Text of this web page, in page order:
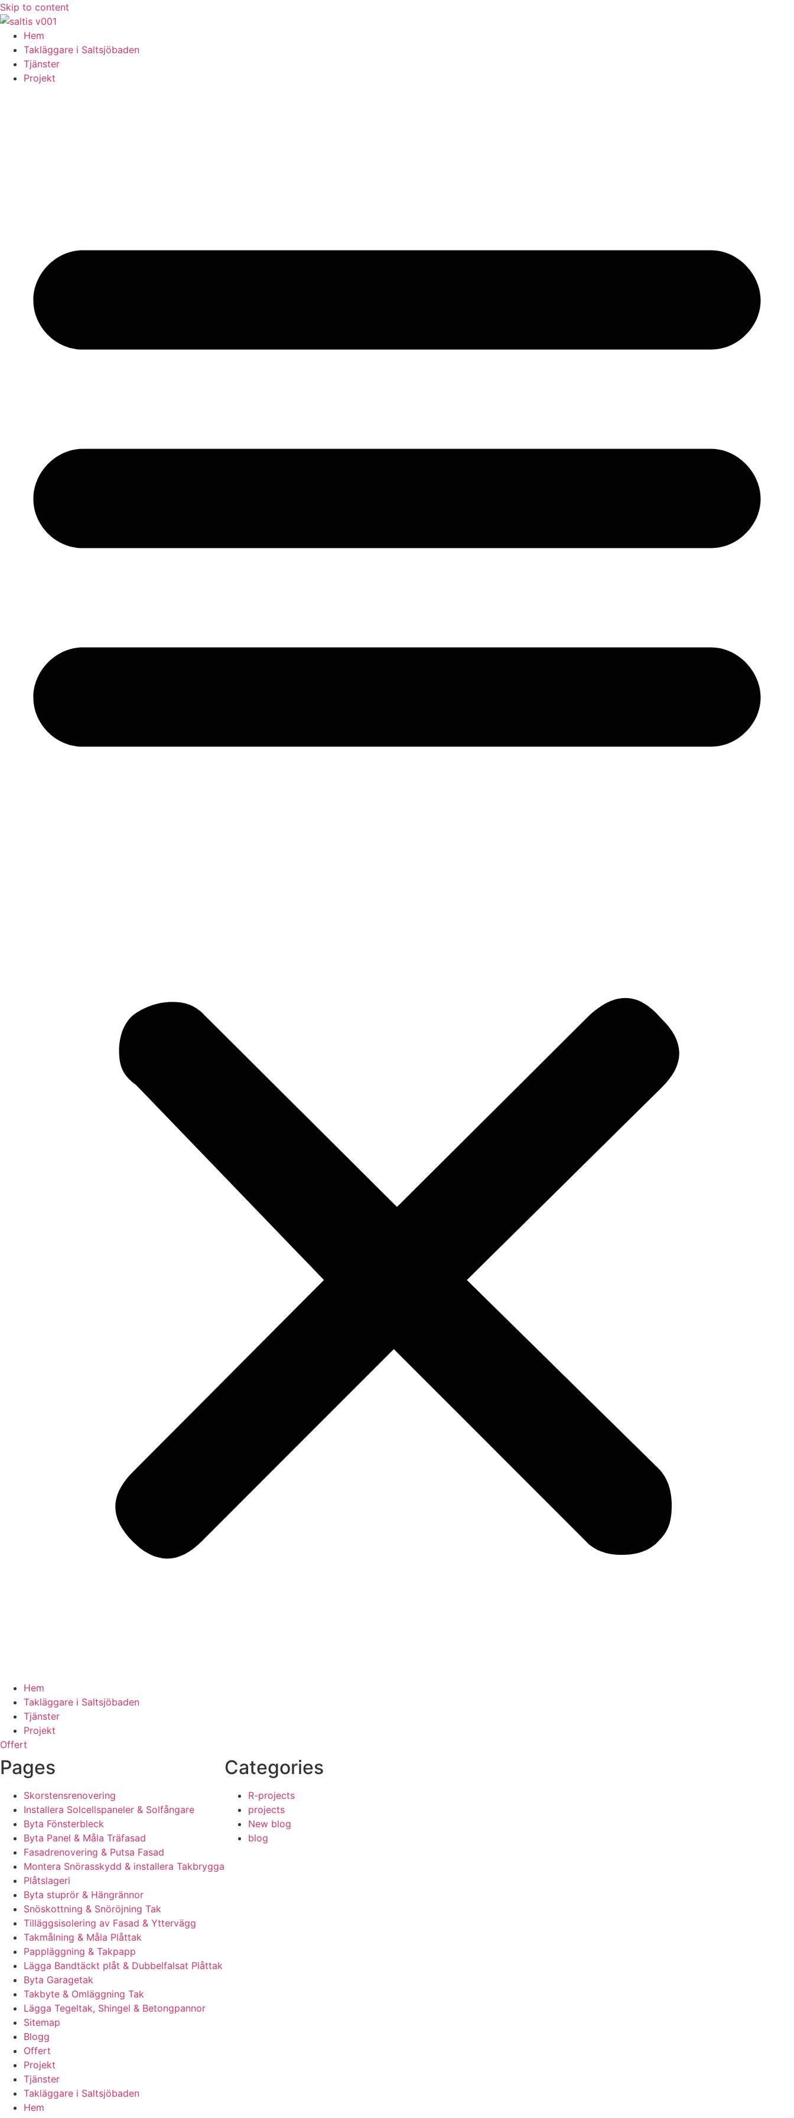
Skip to content
Hem
Takläggare i Saltsjöbaden
Tjänster
Projekt
Hem
Takläggare i Saltsjöbaden
Tjänster
Projekt
Offert
Pages
Skorstensrenovering
Installera Solcellspaneler & Solfångare
Byta Fönsterbleck
Byta Panel & Måla Träfasad
Fasadrenovering & Putsa Fasad
Montera Snörasskydd & installera Takbrygga
Plåtslageri
Byta stuprör & Hängrännor
Snöskottning & Snöröjning Tak
Tilläggsisolering av Fasad & Yttervägg
Takmålning & Måla Plåttak
Pappläggning & Takpapp
Lägga Bandtäckt plåt & Dubbelfalsat Plåttak
Byta Garagetak
Takbyte & Omläggning Tak
Lägga Tegeltak, Shingel & Betongpannor
Sitemap
Blogg
Offert
Projekt
Tjänster
Takläggare i Saltsjöbaden
Hem
Categories
R-projects
projects
New blog
blog